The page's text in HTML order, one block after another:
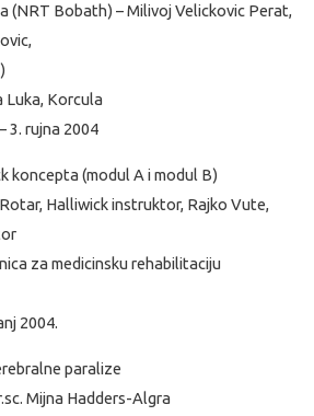
(NRT Bobath) – Milivoj Velickovic Perat,
Luka, Korcula
3. rujna 2004
koncepta (modul A i modul B)
Halliwick instruktor, Rajko Vute,
za medicinsku rehabilitaciju
2004.
paralize
Mijna Hadders-Algra